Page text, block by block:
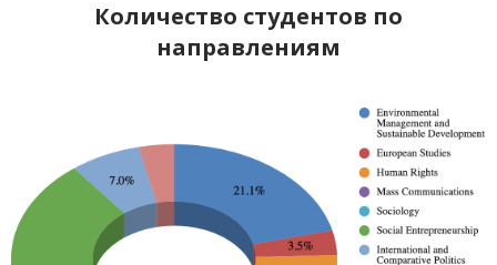
Количество студентов по
направлениям